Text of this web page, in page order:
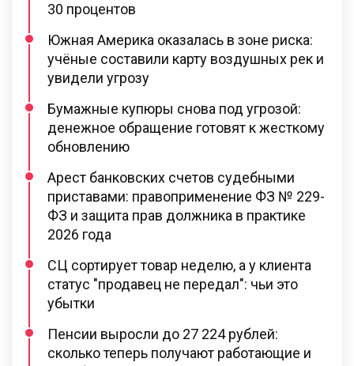
30 процентов
Южная Америка оказалась в зоне риска:
учёные составили карту воздушных рек и
увидели угрозу
Бумажные купюры снова под угрозой:
денежное обращение готовят к жесткому
обновлению
Арест банковских счетов судебными
приставами: правоприменение ФЗ № 229-
ФЗ и защита прав должника в практике
2026 года
СЦ сортирует товар неделю, а у клиента
статус "продавец не передал": чьи это
убытки
Пенсии выросли до 27 224 рублей:
сколько теперь получают работающие и